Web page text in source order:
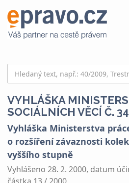
VYHLÁŠKA
SOCIÁLNÍCH VĚCÍ Č.
Vyhláška Ministerstva
o rozšíření závaznosti
vyššího stupně
Vyhlášeno 28. 2. 2000, datum
částka 13 / 2000